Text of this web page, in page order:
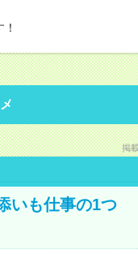
掲
いも仕事の1つ